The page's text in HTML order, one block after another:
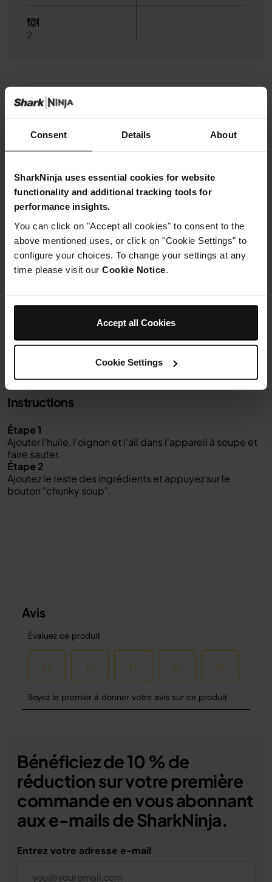
Consent Details About
SharkNinja uses essential cookies for website
functionality and additional tracking tools for
performance insights.
You can click on "Accept all cookies" to consent to the
above mentioned uses, or click on "Cookie Settings" to
configure your choices. To change your settings at any
time please visit our Cookie Notice
Accept all Cookies
Cookie Settings
2
Ingrédients
1 livre
Poitrine de poulet, coupée en petits cubes
Carottes, épluchées et coupées en petits cubes
750ml
Bouillon de poulet
1 cuillère à café
Poudre de cumin
1/2 cuillère à café
Flocons de piment
Instructions
Étape 1
Ajouter l'huile, l'oignon et l'ail dans l'appareil à soupe et
faire sauter.
Étape 2
Ajoutez le reste des ingrédients et appuyez sur le
bouton "chunky soup".
Bénéficiez de 10 % de
réduction sur votre première
commande en vous abonnant
aux e-mails de SharkNinja.
Entrez votre adresse e-mail